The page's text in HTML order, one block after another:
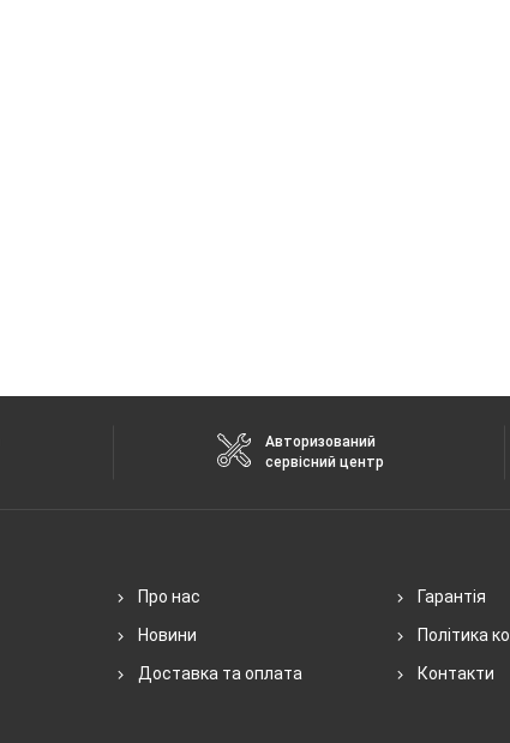
Авторизований
сервісний центр
Про нас
Новини
Доставка та оплата
Гарантія
Політика
Контакти